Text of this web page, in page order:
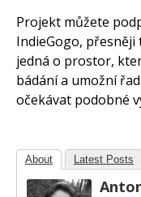
Projekt můžete
IndieGogo, přesněji
jedná o prostor,
bádání a umožní
očekávat podobné
About Latest Posts